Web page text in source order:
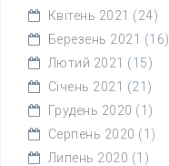
Квітень 2021 (24)
Березень 2021 (16)
Лютий 2021 (15)
Січень 2021 (21)
Грудень 2020 (1)
Серпень 2020 (1)
Липень 2020 (1)